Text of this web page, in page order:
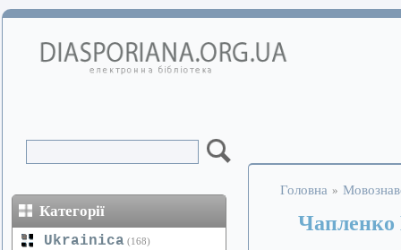
Категорії
Ukrainica (168)
Головна »
Чапленко